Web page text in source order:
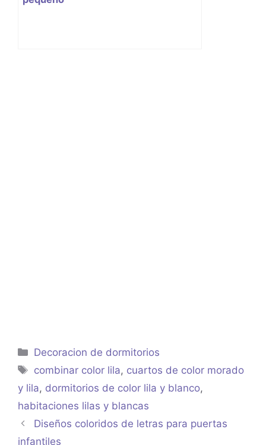
Categorías
Decoracion de dormitorios
Etiquetas
combinar color lila, cuartos de color morado
y lila, dormitorios de color lila y blanco,
habitaciones lilas y blancas
Diseños coloridos de letras para puertas
infantiles